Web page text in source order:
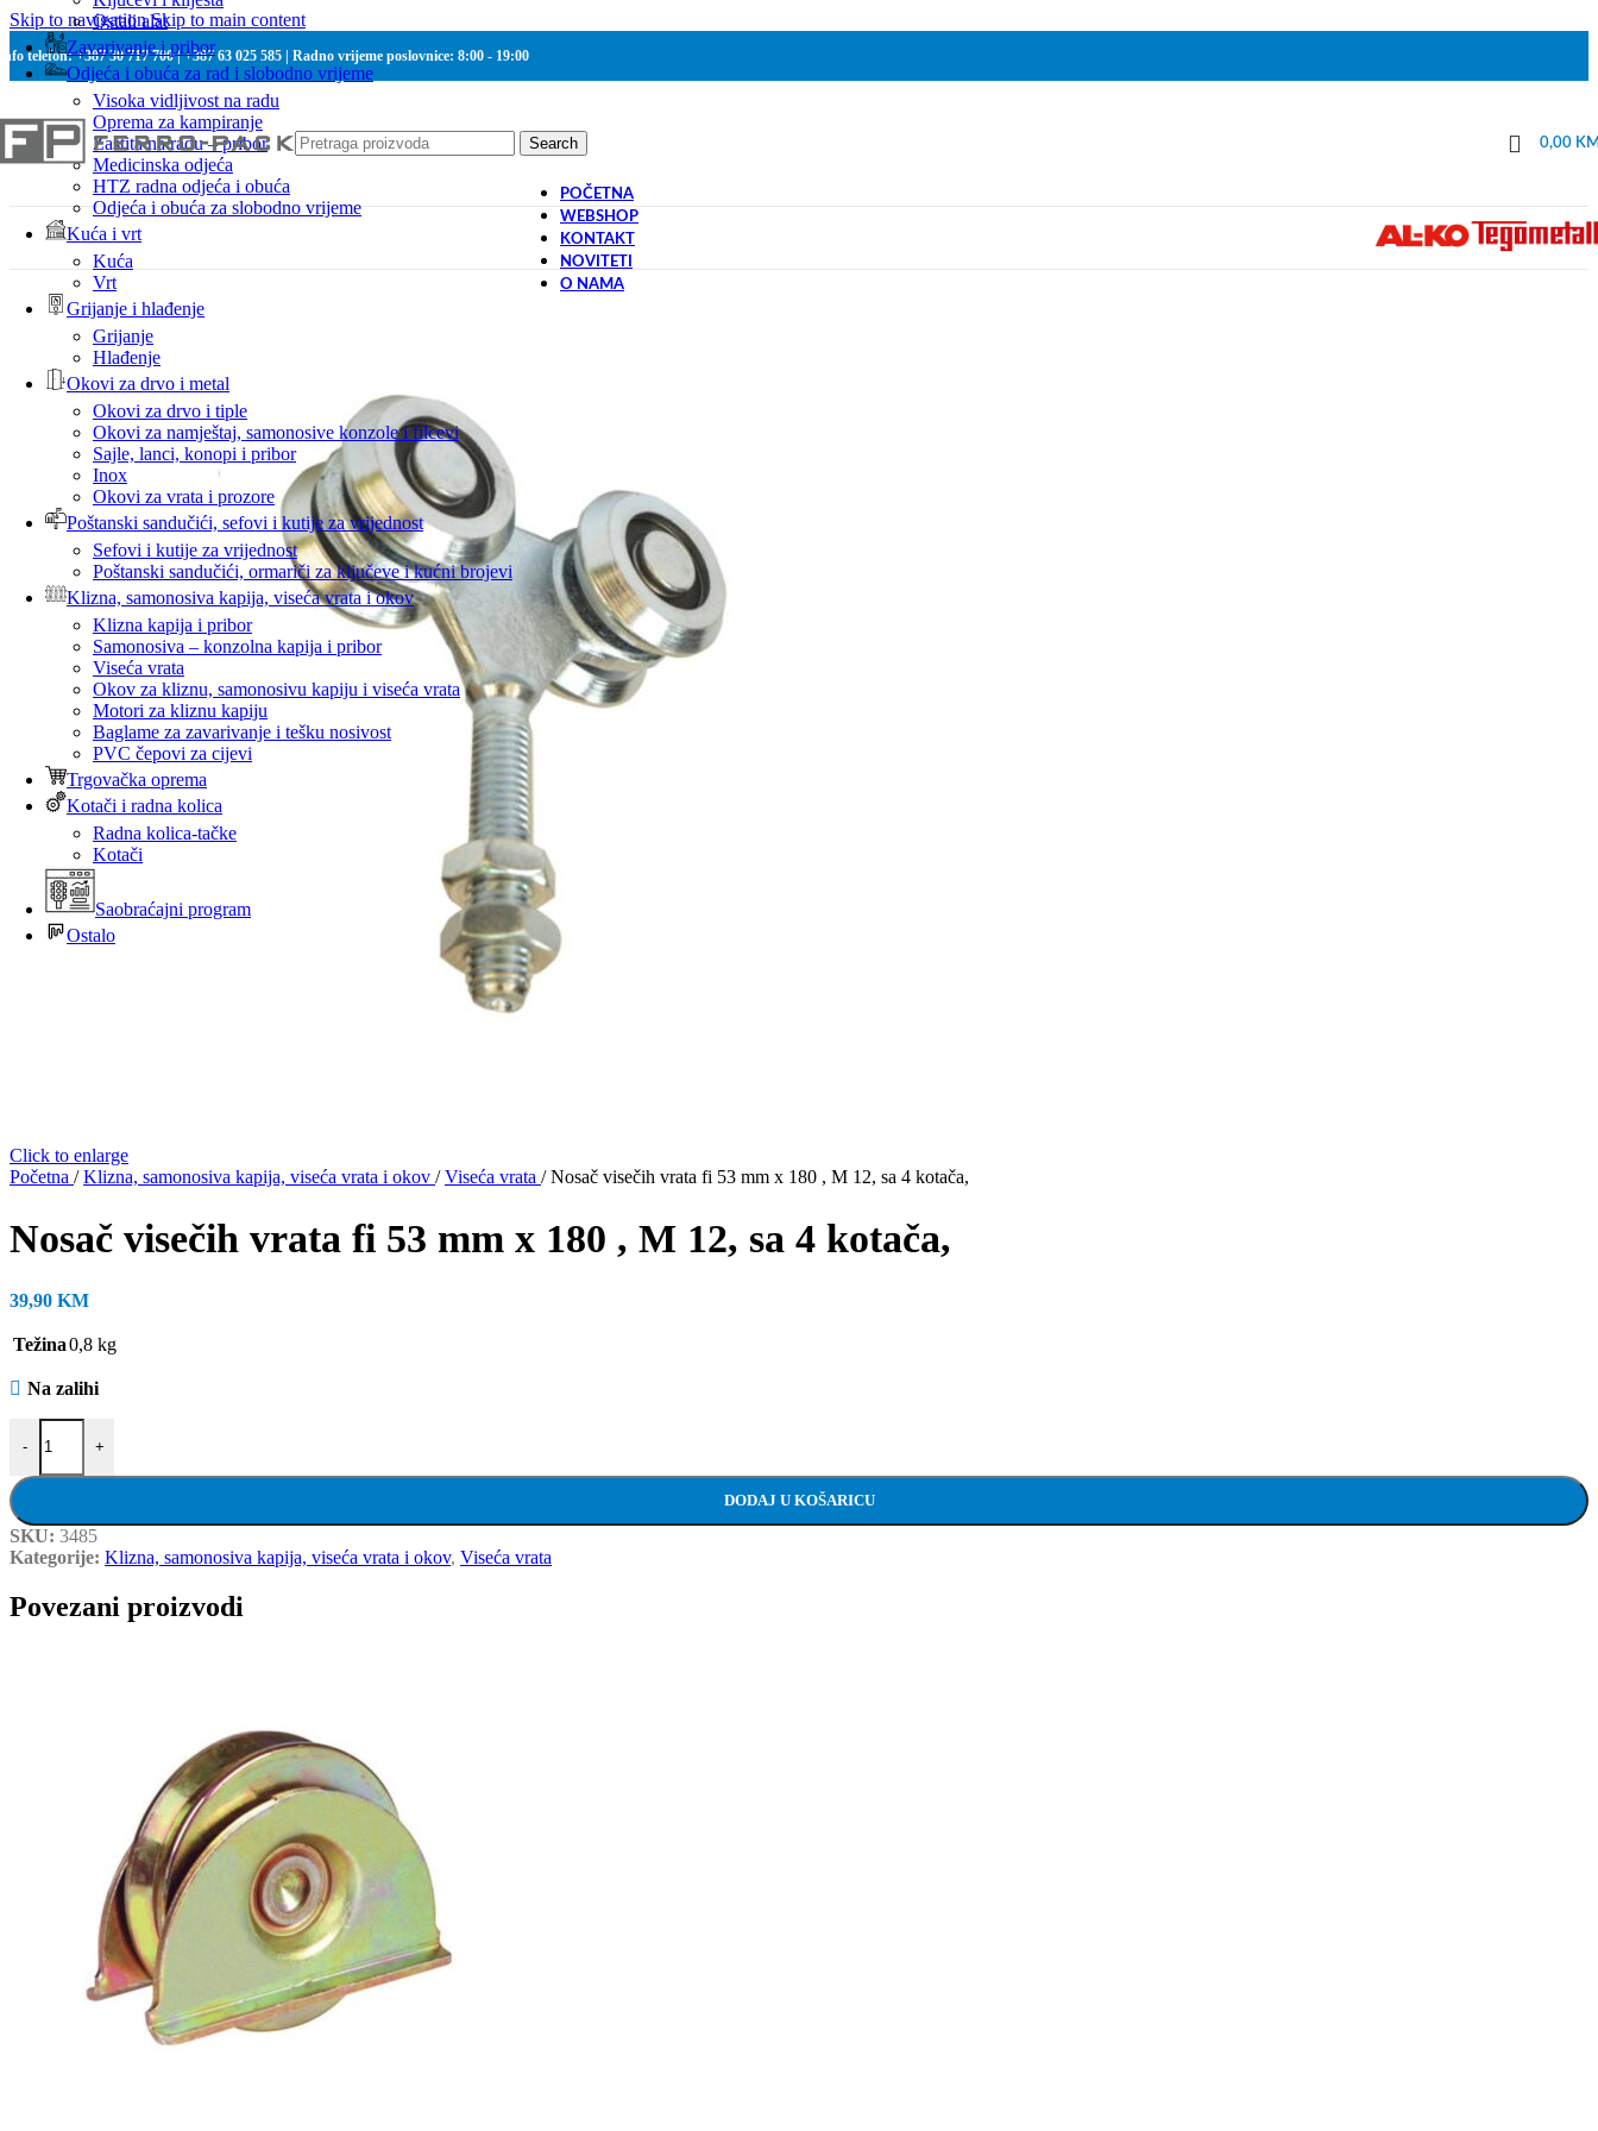
Skip to navigationSkip to main content
telefon: +387 30 717 700 | +387 63 025 585 | Radno vrijeme poslovnice: 8:00 - 19:00
Search 0,00
Ostali alat
Zavarivanje i pribor
Odjeća i obuća za rad i slobodno vrijeme
Visoka vidljivost na radu
Oprema za kampiranje
Zaštita na radu – pribor
Medicinska odjeća
HTZ radna odjeća i obuća
Odjeća i obuća za slobodno vrijeme
Kuća i vrt
Kuća
Vrt
Grijanje i hlađenje
Grijanje
Hlađenje
Okovi za drvo i metal
Okovi za drvo i tiple
Okovi za namještaj, samonosive konzole i filcevi
Sajle, lanci, konopi i pribor
Inox
Okovi za vrata i prozore
Poštanski sandučići, sefovi i kutije za vrijednost
Sefovi i kutije za vrijednost
Poštanski sandučići, ormariči za ključeve i kućni brojevi
Klizna, samonosiva kapija, viseća vrata i okov
Klizna kapija i pribor
Samonosiva – konzolna kapija i pribor
Viseća vrata
Okov za kliznu, samonosivu kapiju i viseća vrata
Motori za kliznu kapiju
Baglame za zavarivanje i tešku nosivost
PVC čepovi za cijevi
Trgovačka oprema
Kotači i radna kolica
Radna kolica-tačke
Kotači
Saobraćajni program
Ostalo
POČETNA
WEBSHOP
KONTAKT
NOVITETI
O NAMA
Click to enlarge
Početna / Klizna, samonosiva kapija, viseća vrata i okov / Viseća vrata / Nosač visečih vrata fi 53 mm x 180 , M 12, sa 4 kotača,
Nosač visečih vrata fi 53 mm x 180 , M 12, sa 4 kotača,
39,90 KM
Težina0,8 kg
Na zalihi
-
Nosač visečih vrata fi 53 mm x 180 , M 12, sa 4 kotača, količina
+
DODAJ U KOŠARICU
SKU: 3485
Kategorije: Klizna, samonosiva kapija, viseća vrata i okov, Viseća vrata
Povezani proizvodi